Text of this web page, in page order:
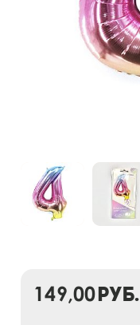
149,00руб.